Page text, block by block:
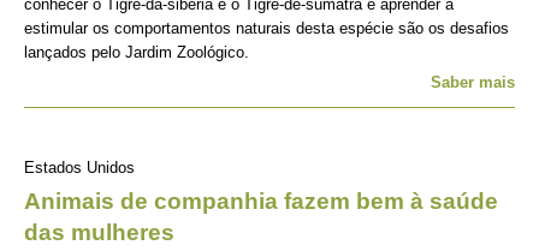
conhecer o Tigre-da-sibéria e o Tigre-de-sumatra e aprender a
estimular os comportamentos naturais desta espécie são os desafios
lançados pelo Jardim Zoológico.
Saber mais
Estados Unidos
Animais de companhia fazem bem à saúde
das mulheres